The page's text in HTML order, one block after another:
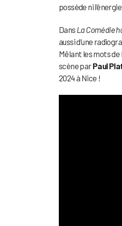
possède ni
Dans La Comédie
aussi d’une
Mêlant les mots de
scène parPaul
2024 à Nice !